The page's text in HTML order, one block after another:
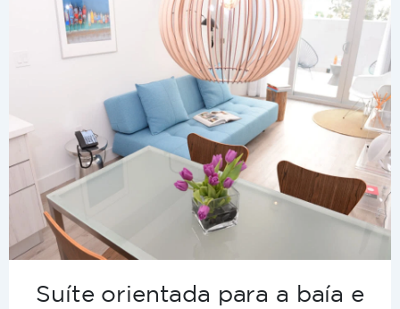
Suíte orientada para a baía e